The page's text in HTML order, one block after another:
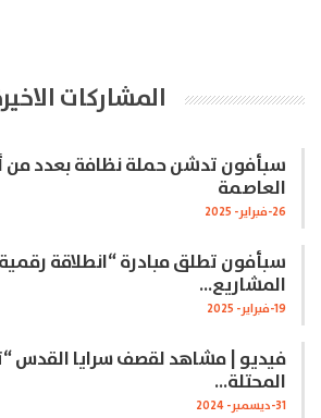
المشاركات
سبأفون تدشن حملة نظافة بعدد من
العاصمة
26-فبراير- 2025
سبأفون تطلق مبادرة “انطلاقة
المشاريع…
19-فبراير- 2025
فيديو | مشاهد لقصف سرايا القدس
المحتلة…
31-ديسمبر- 2024